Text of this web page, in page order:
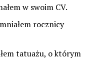
w swoim CV.
rocznicy
tatuażu, o którym